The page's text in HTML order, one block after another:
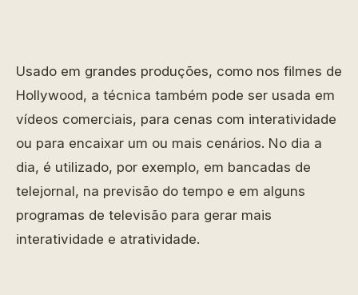
Usado em grandes produções, como nos filmes de
Hollywood, a técnica também pode ser usada em
vídeos comerciais, para cenas com interatividade
ou para encaixar um ou mais cenários. No dia a
dia, é utilizado, por exemplo, em bancadas de
telejornal, na previsão do tempo e em alguns
programas de televisão para gerar mais
interatividade e atratividade.